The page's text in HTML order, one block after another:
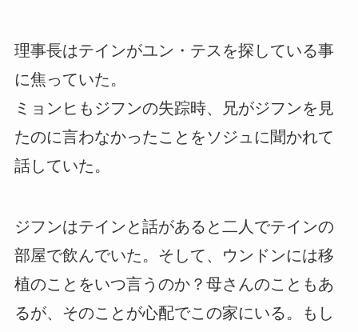
理事長はテインがユン・テスを探している事
に焦っていた。
ミョンヒもジフンの失踪時、兄がジフンを見
たのに言わなかったことをソジュに聞かれて
話していた。
ジフンはテインと話があると二人でテインの
部屋で飲んでいた。そして、ウンドンには移
植のことをいつ言うのか？母さんのこともあ
るが、そのことが心配でこの家にいる。もし